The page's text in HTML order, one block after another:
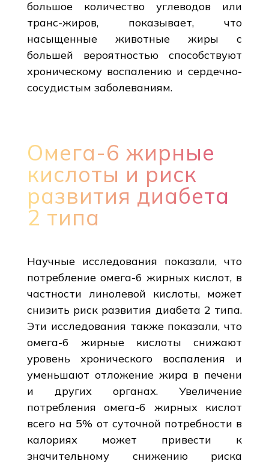
большое количество углеводов или
транс-жиров, показывает, что
насыщенные животные жиры с
большей вероятностью способствуют
хроническому воспалению и сердечно-
сосудистым заболеваниям.
Омега-6 жирные
кислоты и риск
развития диабета
2 типа
Научные исследования показали, что
потребление омега-6 жирных кислот, в
частности линолевой кислоты, может
снизить риск развития диабета 2 типа.
Эти исследования также показали, что
омега-6 жирные кислоты снижают
уровень хронического воспаления и
уменьшают отложение жира в печени
и других органах. Увеличение
потребления омега-6 жирных кислот
всего на 5% от суточной потребности в
калориях может привести к
значительному снижению риска